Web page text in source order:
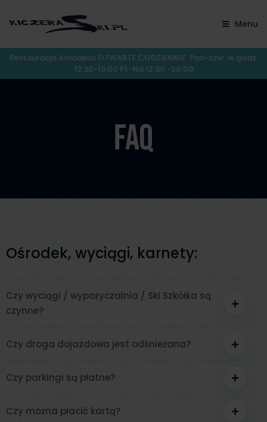
Menu
Restauracja Amadeus OTWARTE CODZIENNIE Pon-czw w godz.
12:30-19:00 Pt-Nd 12:30 -20:00
FAQ
Ośrodek, wyciągi, karnety:
Czy wyciągi / wypożyczalnia / Ski Szkółka są
czynne?
Czy droga dojazdowa jest odśnieżana?
Czy parkingi są płatne?
Czy można płacić kartą?